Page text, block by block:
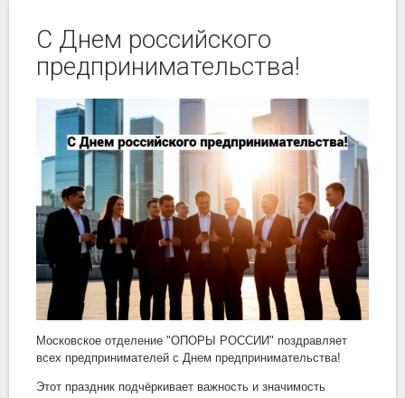
С Днем российского
предпринимательства!
Московское отделение "ОПОРЫ РОССИИ" поздравляет
всех предпринимателей с Днем предпринимательства!
Этот праздник подчёркивает важность и значимость